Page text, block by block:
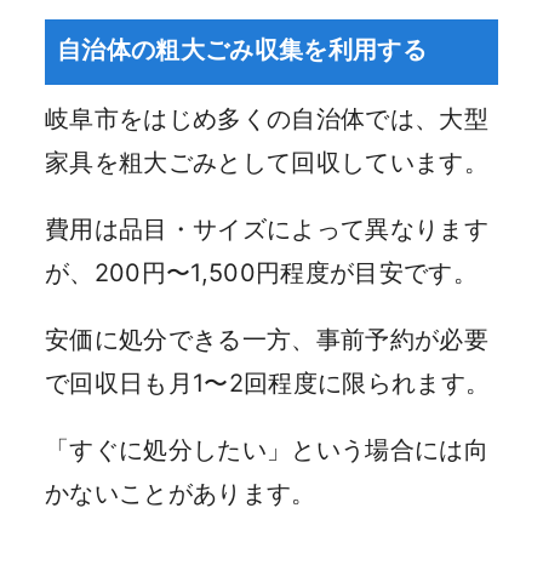
自治体の粗大ごみ収集を利用する
岐阜市をはじめ多くの自治体では、大型
家具を粗大ごみとして回収しています。
費用は品目・サイズによって異なります
が、200円〜1,500円程度が目安です。
安価に処分できる一方、事前予約が必要
で回収日も月1〜2回程度に限られます。
「すぐに処分したい」という場合には向
かないことがあります。